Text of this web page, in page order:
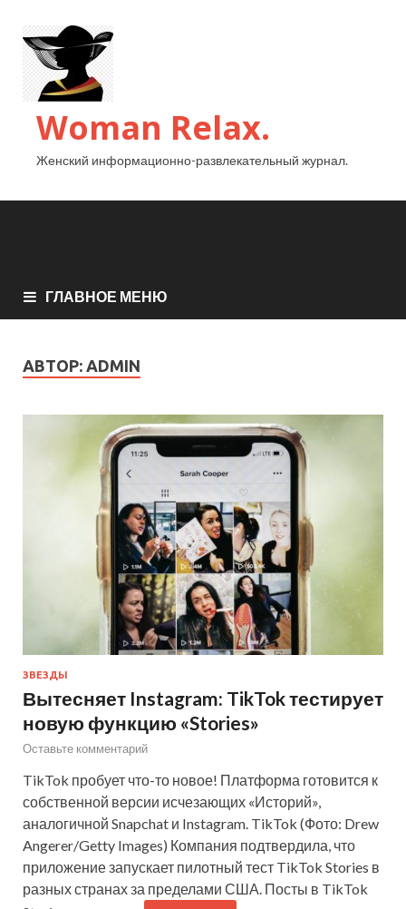
Woman Relax.
Женский информационно-развлекательный журнал.
ГЛАВНОЕ МЕНЮ
АВТОР: ADMIN
ЗВЕЗДЫ
Вытесняет Instagram: TikTok тестирует
новую функцию «Stories»
Оставьте комментарий
TikTok пробует что-то новое! Платформа готовится к
собственной версии исчезающих «Историй»,
аналогичной Snapchat и Instagram. TikTok (Фото: Drew
Angerer/Getty Images) Компания подтвердила, что
приложение запускает пилотный тест TikTok Stories в
разных странах за пределами США. Посты в TikTok